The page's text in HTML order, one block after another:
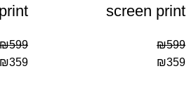
screen print
₪599
₪359
₪599
₪359